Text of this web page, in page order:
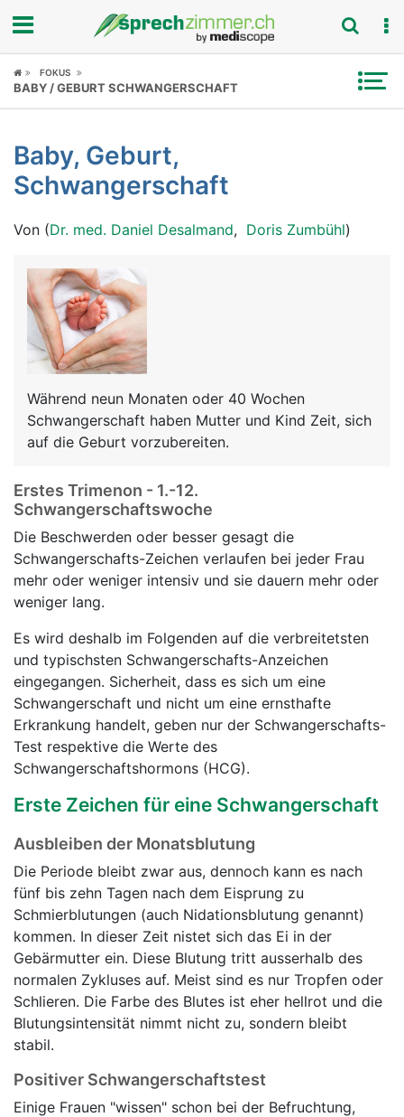
Fokus
Symptome
Untersuchungen
Ratgeber
Rubriken
FOKUS
BABY / GEBURT SCHWANGERSCHAFT
Baby, Geburt,
Schwangerschaft
Von (Dr. med. Daniel Desalmand, Doris Zumbühl)
Während neun Monaten oder 40 Wochen
Schwangerschaft haben Mutter und Kind Zeit, sich
auf die Geburt vorzubereiten.
Erstes Trimenon - 1.-12.
Schwangerschaftswoche
Die Beschwerden oder besser gesagt die
Schwangerschafts-Zeichen verlaufen bei jeder Frau
mehr oder weniger intensiv und sie dauern mehr oder
weniger lang.
Es wird deshalb im Folgenden auf die verbreitetsten
und typischsten Schwangerschafts-Anzeichen
eingegangen. Sicherheit, dass es sich um eine
Schwangerschaft und nicht um eine ernsthafte
Erkrankung handelt, geben nur der Schwangerschafts-
Test respektive die Werte des
Schwangerschaftshormons (HCG).
Erste Zeichen für eine Schwangerschaft
Ausbleiben der Monatsblutung
Die Periode bleibt zwar aus, dennoch kann es nach
fünf bis zehn Tagen nach dem Eisprung zu
Schmierblutungen (auch Nidationsblutung genannt)
kommen. In dieser Zeit nistet sich das Ei in der
Gebärmutter ein. Diese Blutung tritt ausserhalb des
normalen Zykluses auf. Meist sind es nur Tropfen oder
Schlieren. Die Farbe des Blutes ist eher hellrot und die
Blutungsintensität nimmt nicht zu, sondern bleibt
stabil.
Positiver Schwangerschaftstest
Einige Frauen "wissen" schon bei der Befruchtung,